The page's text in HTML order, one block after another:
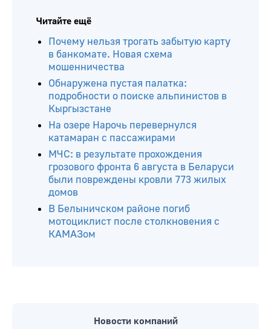
Читайте ещё
Почему нельзя трогать забытую карту
в банкомате. Новая схема
мошенничества
Обнаружена пустая палатка:
подробности о поиске альпинистов в
Кыргызстане
На озере Нарочь перевернулся
катамаран с пассажирами
МЧС: в результате прохождения
грозового фронта 6 августа в Беларуси
были повреждены кровли 773 жилых
домов
В Белыничском районе погиб
мотоциклист после столкновения с
КАМАЗом
Новости компаний